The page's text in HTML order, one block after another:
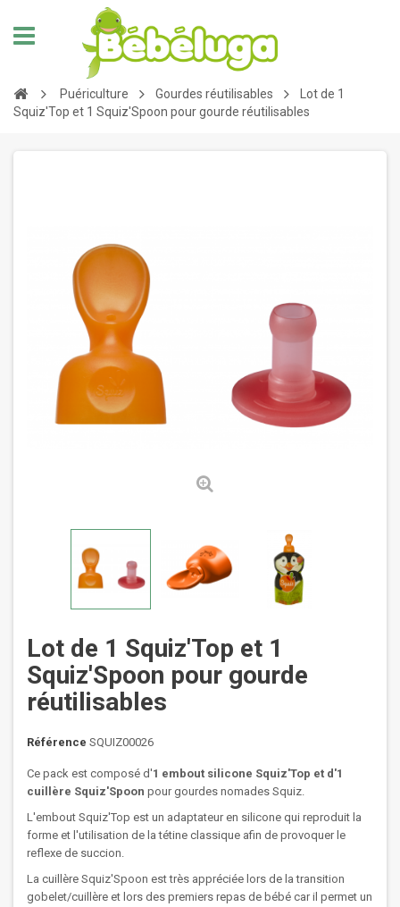
Puériculture Gourdes réutilisables
Lot de 1
Squiz'Top et 1 Squiz'Spoon pour gourde réutilisables
Lot de 1 Squiz'Top et 1
Squiz'Spoon pour gourde
réutilisables
Référence SQUIZ00026
Ce pack est composé d'1 embout silicone Squiz'Top et d'1
cuillère Squiz'Spoon pour gourdes nomades Squiz.
L'embout Squiz'Top est un adaptateur en silicone qui reproduit la
forme et l'utilisation de la tétine classique afin de provoquer le
reflexe de succion.
La cuillère Squiz'Spoon est très appréciée lors de la transition
gobelet/cuillère et lors des premiers repas de bébé car il permet un